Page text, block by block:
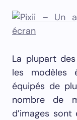
La plupart
les modèles
équipés de
nombre de
d’images